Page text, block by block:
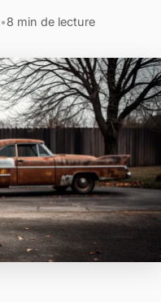
•8 min de lecture